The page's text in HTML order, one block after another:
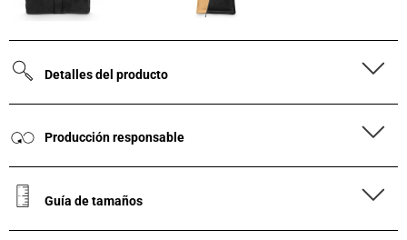
Detalles del producto
Producción responsable
Guía de tamaños